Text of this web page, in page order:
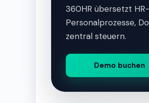
360HR übersetzt
Personalprozesse,
zentral steuern.
Demo buchen